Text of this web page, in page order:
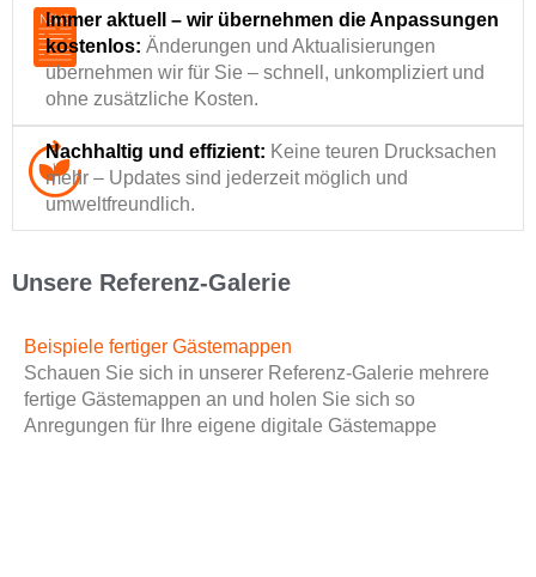
Immer aktuell – wir übernehmen die Anpassungen
kostenlos: Änderungen und Aktualisierungen
übernehmen wir für Sie – schnell, unkompliziert und
ohne zusätzliche Kosten.
Nachhaltig und effizient: Keine teuren Drucksachen
mehr – Updates sind jederzeit möglich und
umweltfreundlich.
Unsere Referenz-Galerie
Beispiele fertiger Gästemappen
Schauen Sie sich in unserer Referenz-Galerie mehrere
fertige Gästemappen an und holen Sie sich so
Anregungen für Ihre eigene digitale Gästemappe